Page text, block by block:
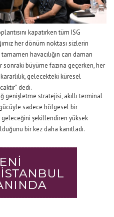
kapatırken tüm ISG
her dönüm noktası sizlerin
havacılığın can damarı
büyüme fazına geçerken, her
gelecekteki küresel
dedi.
genişletme stratejisi, akıllı terminal
sadece bölgesel bir
geleceğini şekillendiren yüksek
bir kez daha kanıtladı.